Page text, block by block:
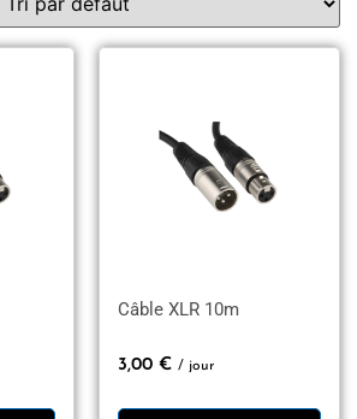
Câble XLR 10m
3,00 € / jour